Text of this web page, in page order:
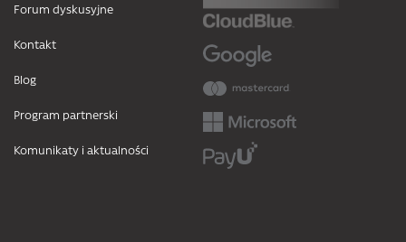
Forum dyskusyjne
Kontakt
Blog
Program partnerski
Komunikaty i aktualności